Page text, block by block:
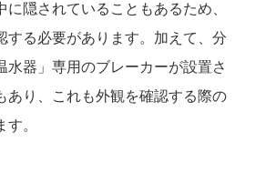
に隠されていることもあるため、
する必要があります。加えて、分
水器」専用のブレーカーが設置さ
あり、これも外観を確認する際の
。